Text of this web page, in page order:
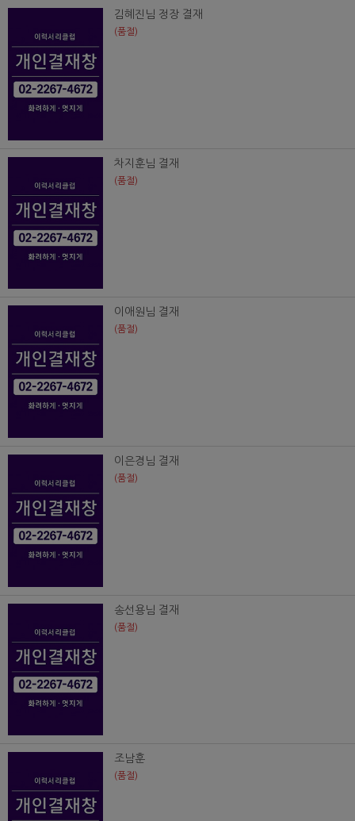
김혜진님 정장 결재
(품절)
차지훈님 결재
(품절)
이애원님 결재
(품절)
이은경님 결재
(품절)
송선용님 결재
(품절)
조남훈
(품절)